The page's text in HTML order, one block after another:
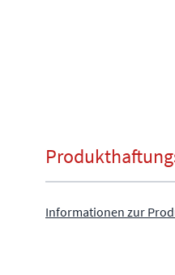
Informationen zur